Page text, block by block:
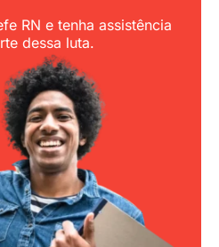
RN e tenha assistência
dessa luta.